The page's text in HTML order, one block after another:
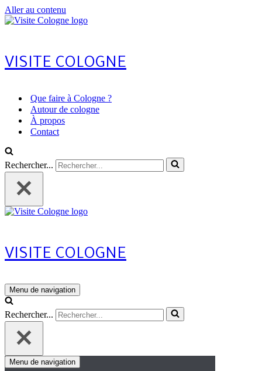
Aller au contenu
VISITE COLOGNE
Que faire à Cologne ?
Autour de cologne
À propos
Contact
Rechercher...
VISITE COLOGNE
Menu de navigation
Rechercher...
Menu de navigation